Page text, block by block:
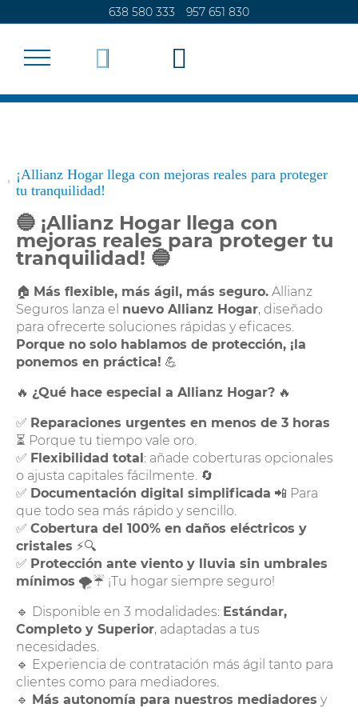
638 580 333 957 651 830
ADMINISTRACIÓN DE FINCAS
CONTACTO
¡Allianz Hogar llega con mejoras reales para proteger
tu tranquilidad!
🔵 ¡Allianz Hogar llega con
mejoras reales para proteger tu
tranquilidad! 🔵
🏠 Más flexible, más ágil, más seguro. Allianz
Seguros lanza el nuevo Allianz Hogar, diseñado
para ofrecerte soluciones rápidas y eficaces.
Porque no solo hablamos de protección, ¡la
ponemos en práctica! 💪
🔥 ¿Qué hace especial a Allianz Hogar? 🔥
✅ Reparaciones urgentes en menos de 3 horas
⏳ Porque tu tiempo vale oro.
✅ Flexibilidad total: añade coberturas opcionales
o ajusta capitales fácilmente. 🔄
✅ Documentación digital simplificada 📲 Para
que todo sea más rápido y sencillo.
✅ Cobertura del 100% en daños eléctricos y
cristales ⚡🔍
✅ Protección ante viento y lluvia sin umbrales
mínimos 🌪️☔ ¡Tu hogar siempre seguro!
🔹 Disponible en 3 modalidades: Estándar,
Completo y Superior, adaptadas a tus
necesidades.
🔹 Experiencia de contratación más ágil tanto para
clientes como para mediadores.
🔹 Más autonomía para nuestros mediadores y